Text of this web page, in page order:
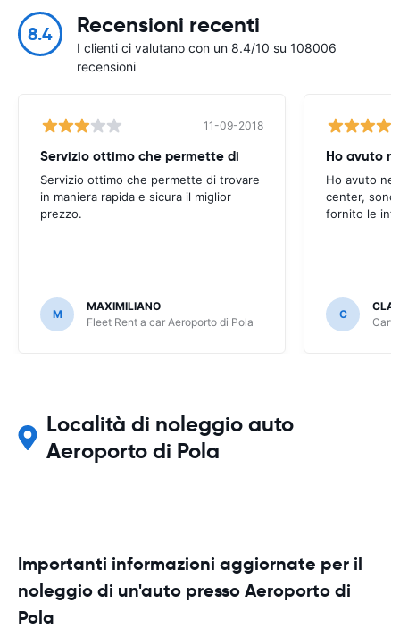
8.4 Recensioni recenti
I clienti ci valutano con un 8.4/10 su 108006
recensioni
11-09-2018
Servizio ottimo che permette di
Servizio ottimo che permette di trovare
in maniera rapida e sicura il miglior
prezzo.
M
MAXIMILIANO
Fleet Rent a car Aeroporto di Pola
Ho avuto
Ho avuto
center, sono
fornito le
C
Località di noleggio auto
Aeroporto di Pola
Importanti informazioni aggiornate per il
noleggio di un'auto presso Aeroporto di
Pola